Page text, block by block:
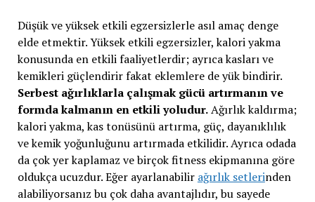
Düşük ve yüksek etkili egzersizlerle asıl amaç denge
elde etmektir. Yüksek etkili egzersizler, kalori yakma
konusunda en etkili faaliyetlerdir; ayrıca kasları ve
kemikleri güçlendirir fakat eklemlere de yük bindirir.
Serbest ağırlıklarla çalışmak gücü artırmanın ve
formda kalmanın en etkili yoludur.Ağırlık kaldırma;
kalori yakma, kas tonüsünü artırma, güç, dayanıklılık
ve kemik yoğunluğunu artırmada etkilidir. Ayrıca odada
da çok yer kaplamaz ve birçok fitness ekipmanına göre
oldukça ucuzdur. Eğer ayarlanabilir ağırlık setlerinden
alabiliyorsanız bu çok daha avantajlıdır, bu sayede